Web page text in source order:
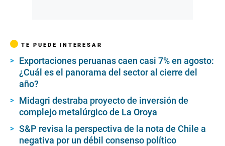
TE PUEDE INTERESAR
Exportaciones peruanas caen casi 7% en agosto:
¿Cuál es el panorama del sector al cierre del
año?
Midagri destraba proyecto de inversión de
complejo metalúrgico de La Oroya
S&P revisa la perspectiva de la nota de Chile a
negativa por un débil consenso político